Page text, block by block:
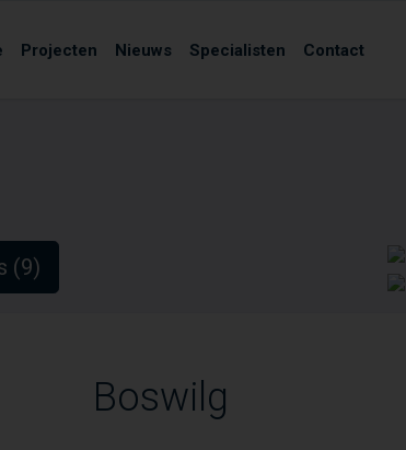
Projecten Nieuws Specialisten Contact
(9)
Boswilg